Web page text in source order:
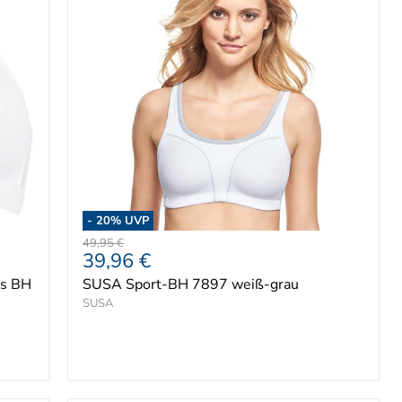
BH
- 20% UVP
Ursprünglicher
Preis
49,95 €
Aktueller
Preis
39,96 €
SUSA Sport-BH 7897 weiß-grau
SUSA